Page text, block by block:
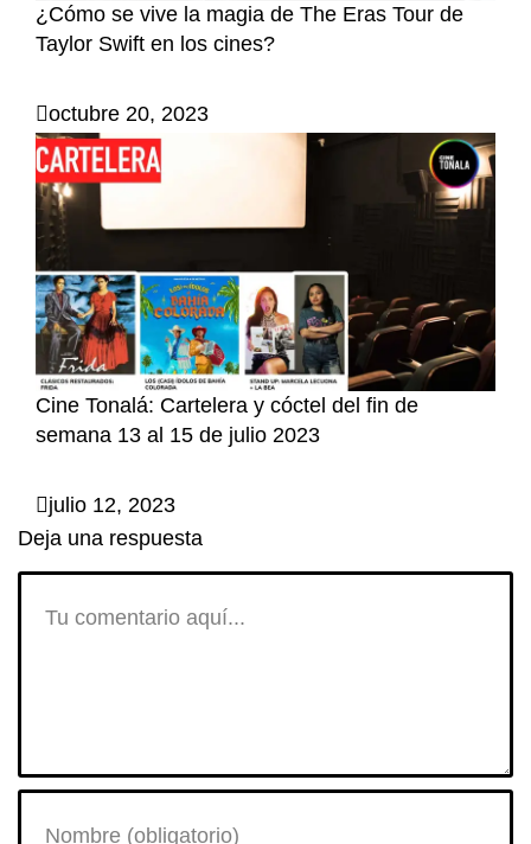
¿Cómo se vive la magia de The Eras Tour de
Taylor Swift en los cines?
octubre 20, 2023
Cine Tonalá: Cartelera y cóctel del fin de
semana 13 al 15 de julio 2023
julio 12, 2023
Deja una respuesta